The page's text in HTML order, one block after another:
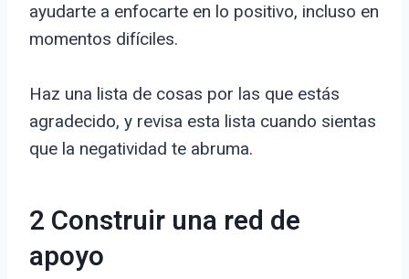
ayudarte a enfocarte en lo positivo, incluso en
momentos difíciles.
Haz una lista de cosas por las que estás
agradecido, y revisa esta lista cuando sientas
que la negatividad te abruma.
2 Construir una red de
apoyo